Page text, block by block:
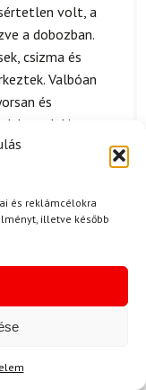
és reklámcélokra
illetve később
volt, a
a dobozban.
csizma és
Valbóan
és
ha valaki a
akkor ezt a
😊
BACKCOUNTRY
SZUPER
IS NAGYON
VALAHA